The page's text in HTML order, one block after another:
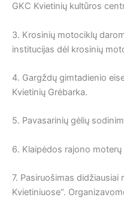
GKC Kvietinių kultūros
3. Krosinių motociklų
institucijas dėl krosinių
4. Gargždų gimtadienio
Kvietinių Grėbarka.
5. Pavasarinių gėlių
6. Klaipėdos rajono
7. Pasiruošimas
Kvietiniuose“.